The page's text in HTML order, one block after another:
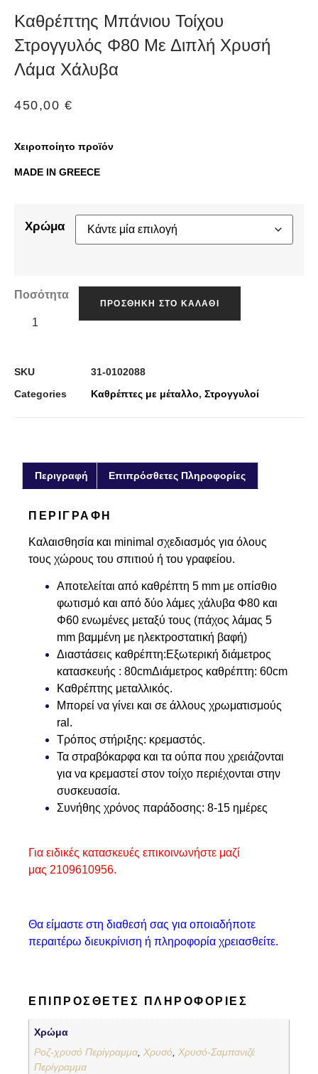
Καθρέπτης Μπάνιου Τοίχου
Στρογγυλός Φ80 Με Διπλή Χρυσή
Λάμα Χάλυβα
450,00€
Χειροποίητο προϊόν
MADE IN GREECE
Χρώμα
Ποσότητα
ΠΡΟΣΘΉΚΗ ΣΤΟ ΚΑΛΆΘΙ
SKU
31-0102088
Categories
Καθρέπτες με μέταλλο, Στρογγυλοί
Περιγραφή Επιπρόσθετες Πληροφορίες
ΠΕΡΙΓΡΑΦΉ
Καλαισθησία και minimal σχεδιασμός για όλους
τους χώρους του σπιτιού ή του γραφείου.
Αποτελείται από καθρέπτη 5 mm με οπίσθιο
φωτισμό και από δύο λάμες χάλυβα Φ80 και
Φ60 ενωμένες μεταξύ τους (πάχος λάμας 5
mm βαμμένη με ηλεκτροστατική βαφή)
Διαστάσεις καθρέπτη:Εξωτερική διάμετρος
κατασκευής : 80cmΔιάμετρος καθρέπτη: 60cm
Καθρέπτης μεταλλικός.
Μπορεί να γίνει και σε άλλους χρωματισμούς
ral.
Τρόπος στήριξης: κρεμαστός.
Τα στραβόκαρφα και τα ούπα που χρειάζονται
για να κρεμαστεί στον τοίχο περιέχονται στην
συσκευασία.
Συνήθης χρόνος παράδοσης: 8-15 ημέρες
Για ειδικές κατασκευές επικοινωνήστε μαζί
μας 2109610956.
Θα είμαστε στη διαθεσή σας για οποιαδήποτε
περαιτέρω διευκρίνιση ή πληροφορία χρειασθείτε.
ΕΠΙΠΡΌΣΘΕΤΕΣ ΠΛΗΡΟΦΟΡΊΕΣ
Χρώμα
Ροζ-χρυσό Περίγραμμα,Χρυσό,Χρυσό-Σαμπανιζέ
Περίγραμμα